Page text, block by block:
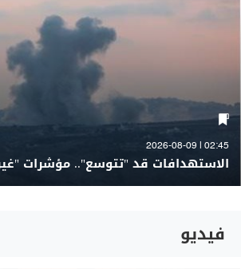
02:45 | 2026-08-09
الاستهدافات قد "تتوسع".. مؤشرات
فيديو